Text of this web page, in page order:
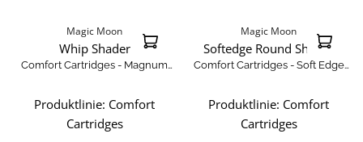
Magic Moon
Whip Shader
Comfort Cartridges - Magnum
Produktlinie: Comfort
Cartridges
Magic Moon
Softedge Round Shader
Comfort Cartridges - Soft Edge
Produktlinie: Comfort
Cartridges